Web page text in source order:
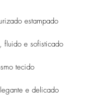
estampado
fluido e sofisticado
tecido
e delicado